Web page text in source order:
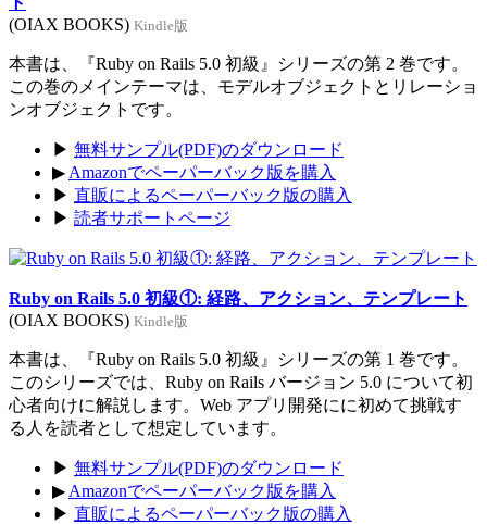
(OIAX BOOKS) Kindle版
本書は、『Ruby on Rails 5.0 初級』シリーズの第 2 巻です。
この巻のメインテーマは、モデルオブジェクトとリレーショ
ンオブジェクトです。
▶ 無料サンプル(PDF)のダウンロード
▶ Amazonでペーパーバック版を購入
▶ 直販によるペーパーバック版の購入
▶ 読者サポートページ
Ruby on Rails 5.0 初級①: 経路、アクション、テンプレート
(OIAX BOOKS) Kindle版
本書は、『Ruby on Rails 5.0 初級』シリーズの第 1 巻です。
このシリーズでは、Ruby on Rails バージョン 5.0 について初
心者向けに解説します。Web アプリ開発にに初めて挑戦す
る人を読者として想定しています。
▶ 無料サンプル(PDF)のダウンロード
▶ Amazonでペーパーバック版を購入
▶ 直販によるペーパーバック版の購入